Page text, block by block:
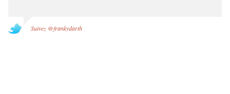
Suivez @frankydarth